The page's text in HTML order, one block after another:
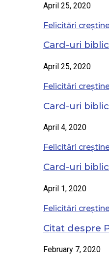
April 25, 2020
Felicitări
Card-uri
April 25, 2020
Felicitări
Card-uri
April 4, 2020
Felicitări
Card-uri
April 1, 2020
Felicitări
Citat despre
February 7, 2020